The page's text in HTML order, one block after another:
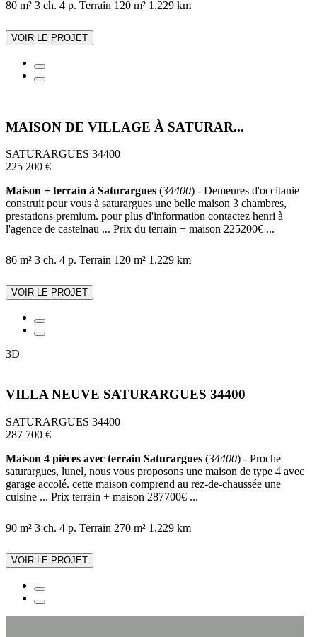
80 m² 3 ch. 4 p. Terrain 120 m² 1.229 km
VOIR LE PROJET
MAISON DE VILLAGE À SATURAR...
SATURARGUES 34400
225 200 €
Maison + terrain à Saturargues (34400) - Demeures d'occitanie
construit pour vous à saturargues une belle maison 3 chambres,
prestations premium. pour plus d'information contactez henri à
l'agence de castelnau ... Prix du terrain + maison 225200€ ...
86 m² 3 ch. 4 p. Terrain 120 m² 1.229 km
VOIR LE PROJET
3D
VILLA NEUVE SATURARGUES 34400
SATURARGUES 34400
287 700 €
Maison 4 pièces avec terrain Saturargues (34400) - Proche
saturargues, lunel, nous vous proposons une maison de type 4 avec
garage accolé. cette maison comprend au rez-de-chaussée une
cuisine ... Prix terrain + maison 287700€ ...
90 m² 3 ch. 4 p. Terrain 270 m² 1.229 km
VOIR LE PROJET